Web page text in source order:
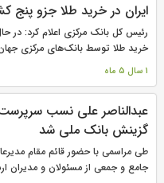
ایران در خرید طلا جزو پنج
رئیس کل بانک مرکزی اعلام کرد: در
خرید طلا توسط بانک‌های مرکزی
1 سال 5 ماه
عبدالناصر علی نسب
گزینش بانک ملی شد
طی مراسمی با حضور قائم مقام
جامع و جمعی از مسئولان و مدیران